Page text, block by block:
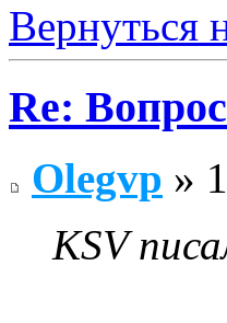
Вернуться
Re:
Olegvp »
KSV